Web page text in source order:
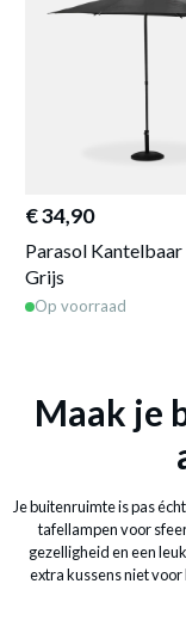
€ 34,90
Parasol
Grijs
Op voorraad
Maak je
Je buitenruimte is pas
tafellampen voor
gezelligheid en een
extra kussens niet